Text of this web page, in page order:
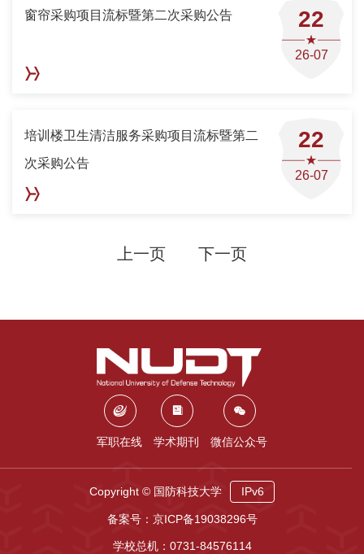
22
26-07
窗帘采购项目流标暨第二次采购公告
22
26-07
培训楼卫生清洁服务采购项目流标暨第二
次采购公告
上一页 下一页
军职在线 学术期刊 微信公众号
Copyright © 国防科技大学 IPv6
备案号：京ICP备19038296号
学校总机：0731-84576114